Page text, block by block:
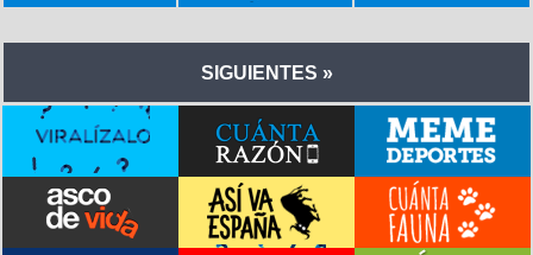
SIGUIENTES »